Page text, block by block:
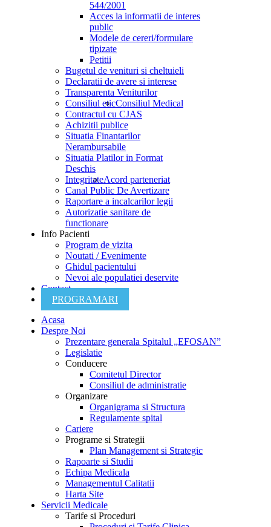
544/2001
Acces la informatii de interes
public
Modele de cereri/formulare
tipizate
Petitii
Bugetul de venituri si cheltuieli
Declaratii de avere si interese
Transparenta Veniturilor
Consiliul eticConsiliul Medical
Contractul cu CJAS
Achizitii publice
Situatia Finantarilor
Nerambursabile
Situatia Platilor in Format
Deschis
IntegritateAcord parteneriat
Canal Public De Avertizare
Raportare a incalcarilor legii
Autorizatie sanitare de
functionare
Info Pacienti
Program de vizita
Noutati / Evenimente
Ghidul pacientului
Nevoi ale populatiei deservite
Contact
PROGRAMARI
Acasa
Despre Noi
Prezentare generala Spitalul „EFOSAN”
Legislatie
Conducere
Comitetul Director
Consiliul de administratie
Organizare
Organigrama si Structura
Regulamente spital
Cariere
Programe si Strategii
Plan Management si Strategic
Rapoarte si Studii
Echipa Medicala
Managementul Calitatii
Harta Site
Servicii Medicale
Tarife si Proceduri